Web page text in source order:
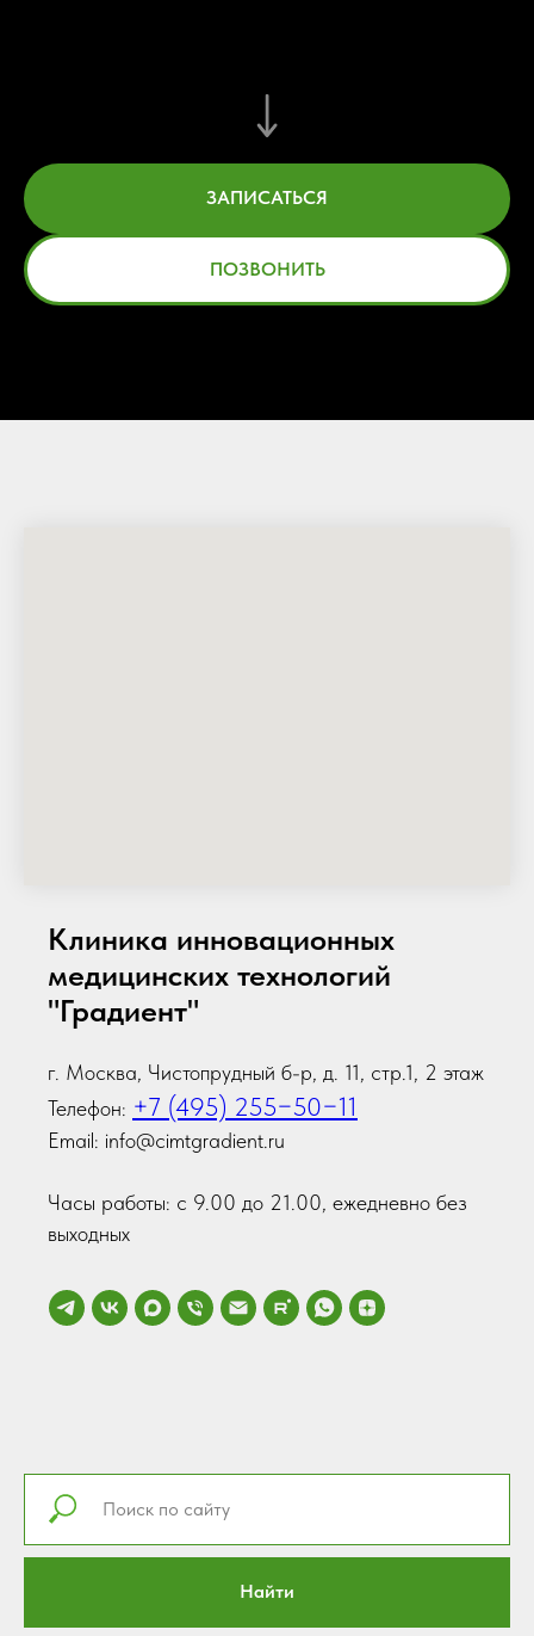
ЗАПИСАТЬСЯ
ПОЗВОНИТЬ
Клиника инновационных
медицинских технологий
"Градиент"
г. Москва, Чистопрудный б-р, д. 11, стр.1, 2 этаж
Телефон: +7 (495) 255−50−11
Email: info@cimtgradient.ru
Часы работы: с 9.00 до 21.00, ежедневно без
выходных
Найти